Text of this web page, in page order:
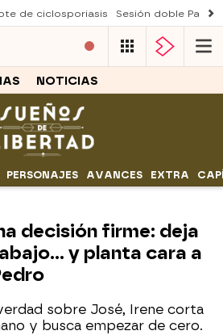
de ciclosporiasis Sesión doble
NOTICIAS
PERSONAJES AVANCES EXTRA
decisión firme: deja
y planta cara a
sobre José, Irene corta
y busca empezar de cero.